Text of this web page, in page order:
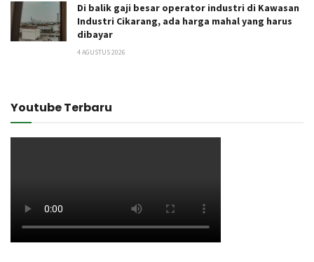
Di balik gaji besar operator industri di Kawasan
Industri Cikarang, ada harga mahal yang harus
dibayar
4 AGUSTUS 2026
Youtube Terbaru